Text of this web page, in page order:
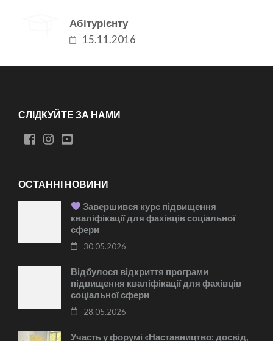
Абітурієнту
15.11.2016
СЛІДКУЙТЕ ЗА НАМИ
ОСТАННІ НОВИНИ
Завершився курс підвищення
кваліфікації для фахівців соціальної
сфери
30.05.2026
Відбулося відкриття програми
підвищення кваліфікації для фахівців
соціальної сфери
28.05.2026
Участь у форумі «Наставництво: досвід,